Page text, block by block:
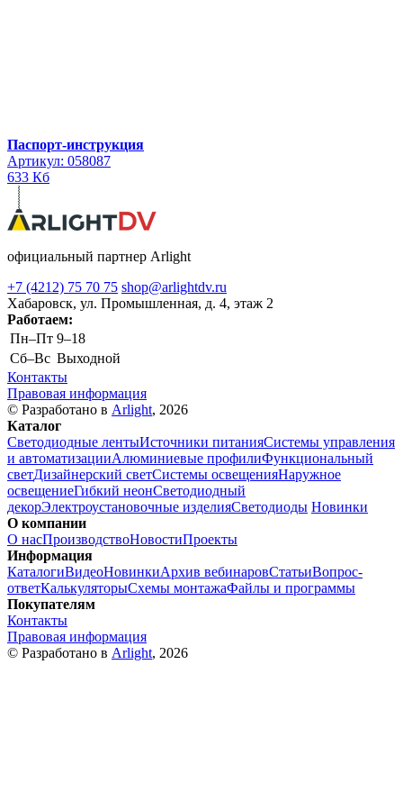
Паспорт-инструкция
Артикул: 058087
633 Кб
официальный партнер Arlight
+7 (4212) 75 70 75 shop@arlightdv.ru
Хабаровск, ул. Промышленная, д. 4, этаж 2
Работаем:
Пн–Пт 9–18
Cб–Вс Выходной
Контакты
Правовая информация
© Разработано в Arlight, 2026
Каталог
Светодиодные лентыИсточники питанияСистемы управления
и автоматизацииАлюминиевые профилиФункциональный
светДизайнерский светСистемы освещенияНаружное
освещениеГибкий неонСветодиодный
декорЭлектроустановочные изделияСветодиоды Новинки
О компании
О насПроизводствоНовостиПроекты
Информация
КаталогиВидеоНовинкиАрхив вебинаровСтатьиВопрос-
ответКалькуляторыСхемы монтажаФайлы и программы
Покупателям
Контакты
Правовая информация
© Разработано в Arlight, 2026